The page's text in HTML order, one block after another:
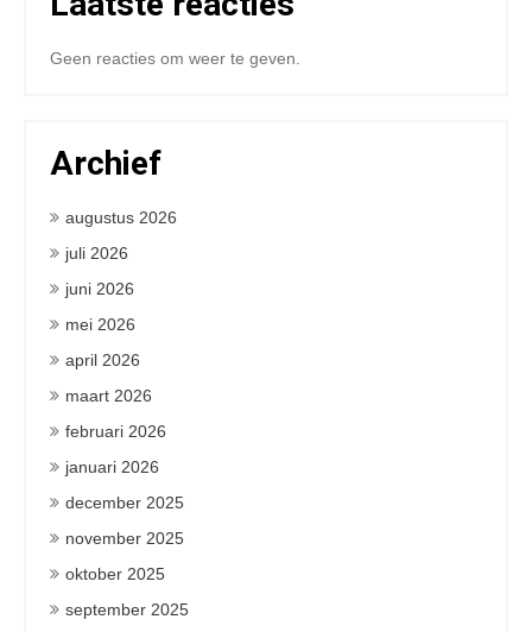
Geen reacties om weer te geven.
Archief
augustus 2026
juli 2026
juni 2026
mei 2026
april 2026
maart 2026
februari 2026
januari 2026
december 2025
november 2025
oktober 2025
september 2025